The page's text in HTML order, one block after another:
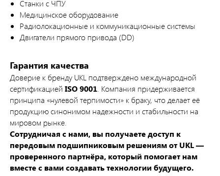
Станки с ЧПУ
Медицинское оборудование
Радиолокационные и коммуникационные системы
Двигатели прямого привода (DD)
Гарантия качества
Доверие к бренду UKL подтверждено международной
сертификацией ISO 9001 . Компания придерживается
принципа «нулевой терпимости» к браку, что делает её
продукцию синонимом надежности и стабильности на
мировом рынке.
Сотрудничая с нами, вы получаете доступ к
передовым подшипниковым решениям от UKL —
проверенного партнёра, который помогает нам
вместе с вами создавать технологии будущего.